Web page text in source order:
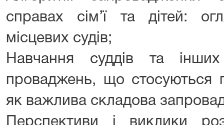
справах сім’ї та дітей:
місцевих судів;
Навчання суддів та інших
проваджень, що стосуються
як важлива складова
Перспективи і виклики